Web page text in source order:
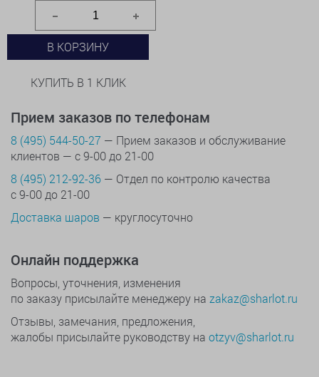
В КОРЗИНУ
КУПИТЬ В 1 КЛИК
Прием заказов по телефонам
8 (495) 544-50-27 — Прием заказов и обслуживание
клиентов — с 9-00 до 21-00
8 (495) 212-92-36 — Отдел по контролю качества
с 9-00 до 21-00
Доставка шаров — круглосуточно
Онлайн поддержка
Вопросы, уточнения, изменения
по заказу присылайте менеджеру на zakaz@sharlot.ru
Отзывы, замечания, предложения,
жалобы присылайте руководству на otzyv@sharlot.ru